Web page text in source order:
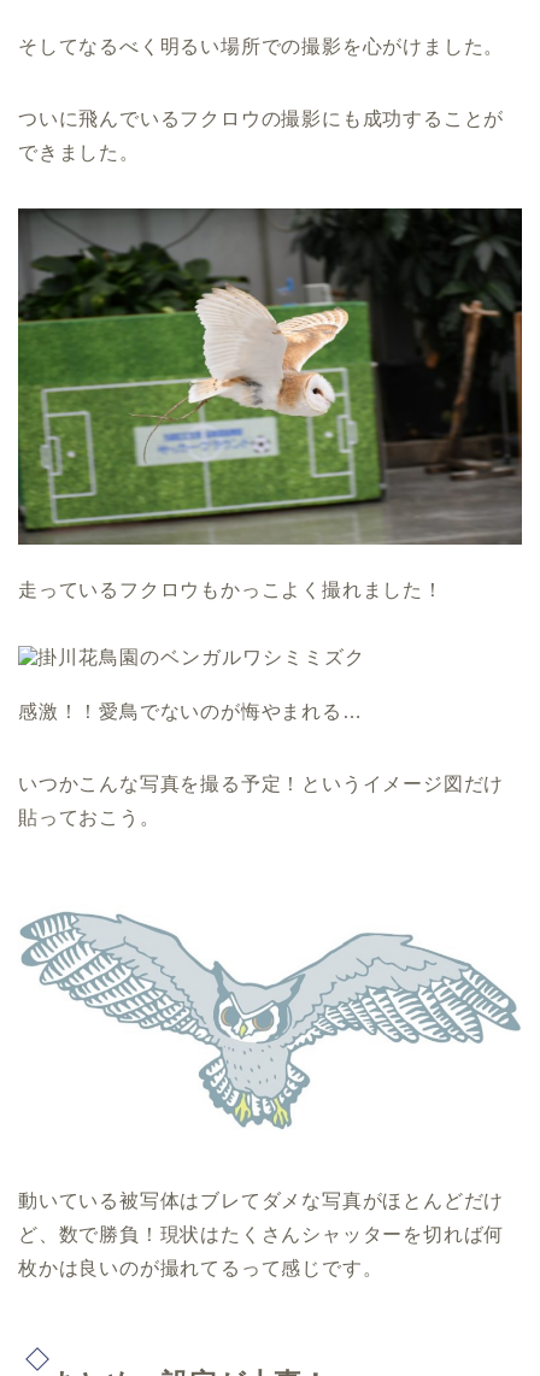
そしてなるべく明るい場所での撮影を心がけました。
ついに飛んでいるフクロウの撮影にも成功することが
できました。
走っているフクロウもかっこよく撮れました！
感激！！愛鳥でないのが悔やまれる…
いつかこんな写真を撮る予定！というイメージ図だけ
貼っておこう。
動いている被写体はブレてダメな写真がほとんどだけ
ど、数で勝負！現状はたくさんシャッターを切れば何
枚かは良いのが撮れてるって感じです。